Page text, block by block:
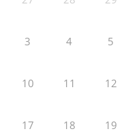
3 4 5
10 11 12
17 18 19